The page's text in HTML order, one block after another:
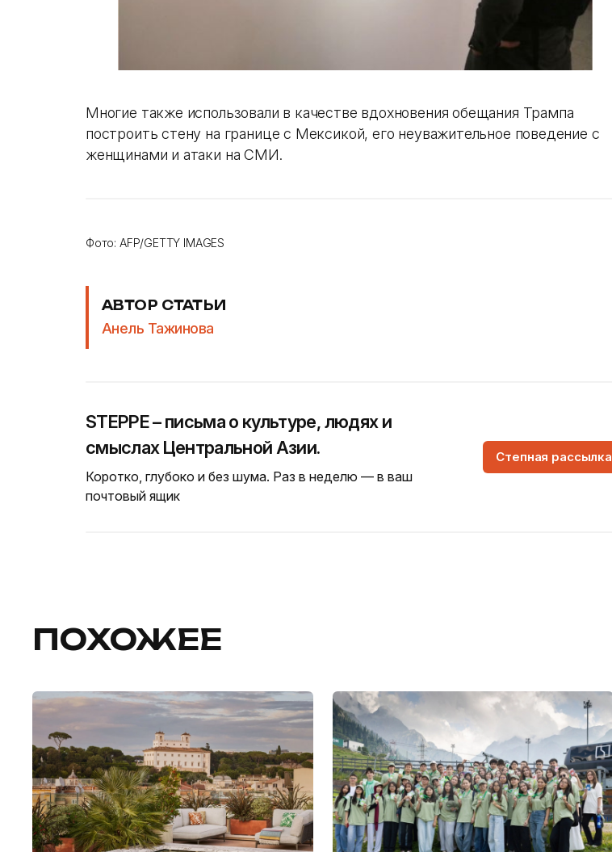
Многие также использовали в качестве вдохновения обещания Трампа
построить стену на границе с Мексикой, его неуважительное поведение с
женщинами и атаки на СМИ.
Фото: AFP/GETTY IMAGES
АВТОР СТАТЬИ
Анель Тажинова
STEPPE – письма о культуре, людях и
смыслах Центральной Азии.
Коротко, глубоко и без шума. Раз в неделю — в ваш
почтовый ящик
Степная рассылка
ПОХОЖЕЕ